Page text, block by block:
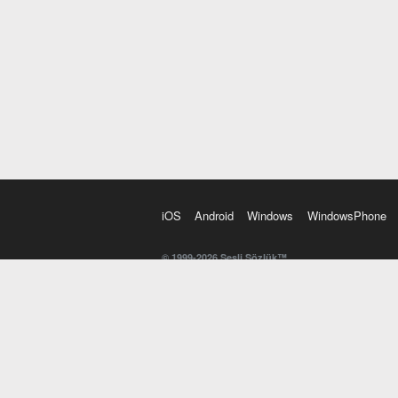
iOS Android Windows WindowsPhone
© 1999-2026 Sesli Sözlük™